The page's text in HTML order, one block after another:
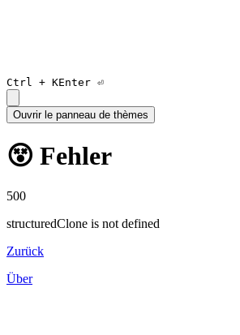
Ctrl + KEnter ⏎
Ouvrir le panneau de thèmes
😵 Fehler
500
structuredClone is not defined
Zurück
Über